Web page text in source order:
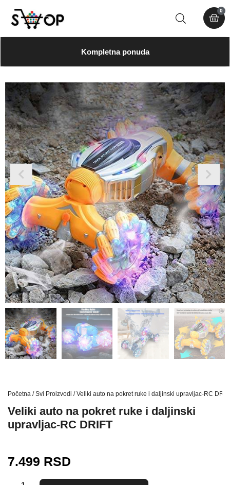
0
Kompletna ponuda
Početna /Svi Proizvodi / Veliki auto na pokret ruke i daljinski upravljac-RC
Veliki auto na pokret ruke i daljinski
upravljac-RC DRIFT
7.499 RSD